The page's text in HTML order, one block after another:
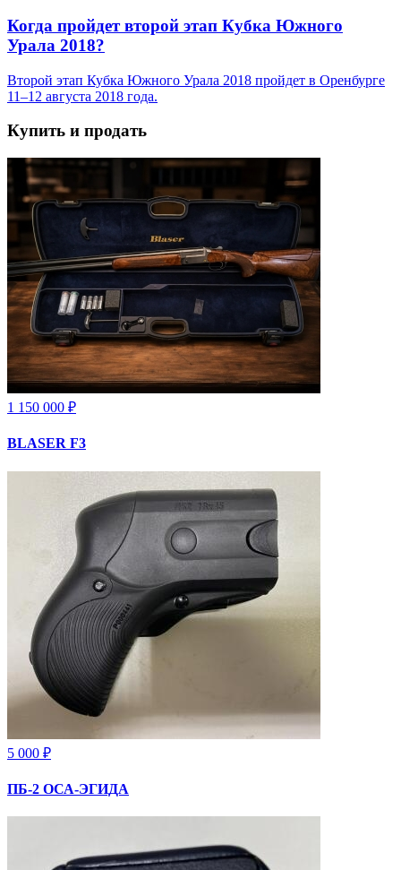
Когда пройдет второй этап Кубка Южного
Урала 2018?
Второй этап Кубка Южного Урала 2018 пройдет в Оренбурге
11–12 августа 2018 года.
Купить и продать
1 150 000 ₽
BLASER F3
5 000 ₽
ПБ-2 ОСА-ЭГИДА